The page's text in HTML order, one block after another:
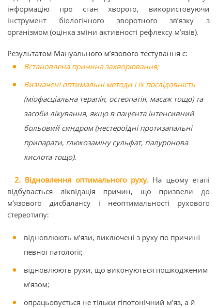
інформацію про стан хворого, використовуючи
інструмент біологічного зворотного зв’язку з
організмом (оцінка зміни активності рефлексу м’язів).
Результатом Мануального м’язового тестування є:
Встановлена причина захворювання;
Визначені оптимальні методи і їх послідовність
(міофасціальна терапія, остеопатія, масаж тощо) та
засоби лікування, якщо в пацієнта інтенсивний
больовий синдром (нестероїдні протизапальні
припарати, глюкозаміну сульфат, гіалуронова
кислота тощо).
2. Відновлення оптимального руху. На цьому етапі
відбувається ліквідація причин, що призвели до
м’язового дисбалансу і неоптимальності рухового
стереотипу:
відновлюють м’язи, виключені з руху по причині
певної патології;
відновлюють рухи, що виконуються пошкодженим
м’язом;
опрацьовується не тільки гіпотонічний м’яз, а й